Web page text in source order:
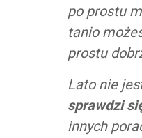
po prostu
tanio
prostu
Lato nie
sprawdzi
innych